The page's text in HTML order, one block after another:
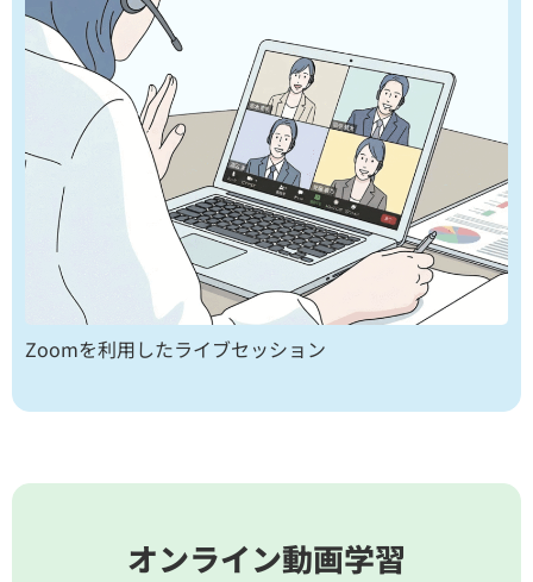
Zoomを利用したライブセッション
オンライン動画学習